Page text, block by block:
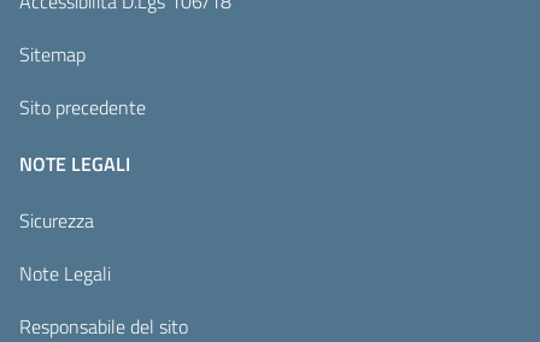
Sitemap
Sito precedente
NOTE LEGALI
Sicurezza
Note Legali
Responsabile del sito